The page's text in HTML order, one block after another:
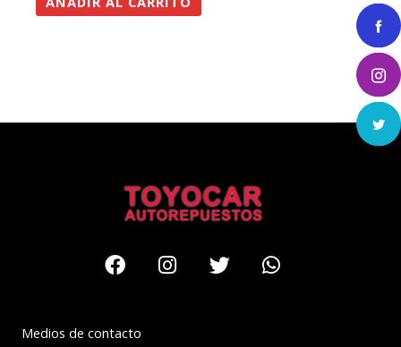
FacebookInstagram
TwitterWhatsapp
Medios de contacto